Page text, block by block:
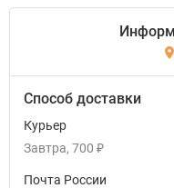
Способ доставки
Курьер
Завтра 700 ₽
Почта России